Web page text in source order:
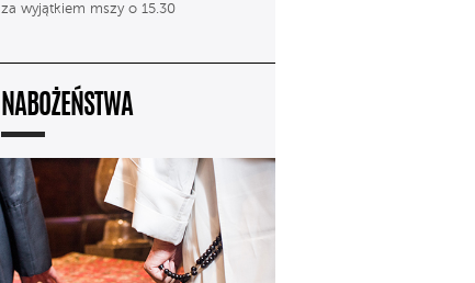
za wyjątkiem mszy o 15.30
NABOŻEŃSTWA